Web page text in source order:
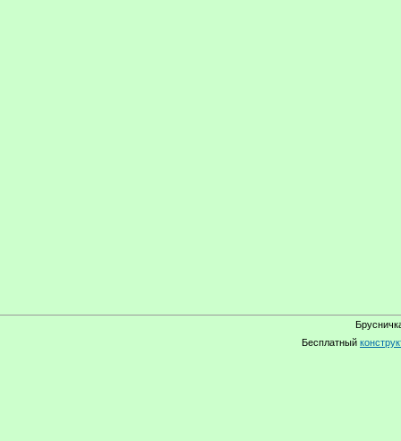
Бесплатный